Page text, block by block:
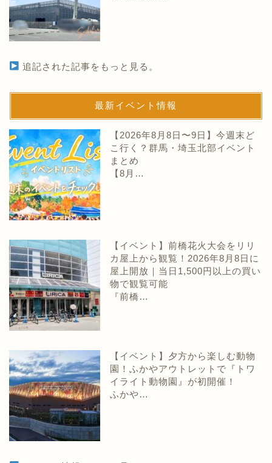
追記された記事をもっと見る。
最新イベント情報
【2026年8月8日〜9日】今週末ど
こ行く？群馬・埼玉北部イベント
まとめ
【8月…
【イベント】前橋花火大会をリリ
カ屋上から観覧！2026年8月8日に
屋上開放｜当日1,500円以上の買い
物で観覧可能
『前橋…
【イベント】夕方から楽しむ動物
園！ふかやアウトレットで『トワ
イライト動物園』が初開催！
ふかや…